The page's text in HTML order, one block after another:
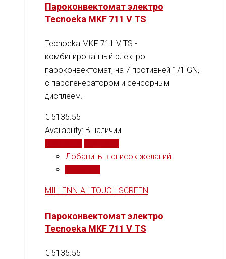
Пароконвектомат электро
Tecnoeka MKF 711 V TS
Tecnoeka MKF 711 V TS -
комбинированный электро
пароконвектомат, на 7 противней 1/1 GN,
c парогенератором и сенсорным
дисплеем.
€ 5135.55
Availability: В наличии
Добавить в список желаний
MILLENNIAL TOUCH SCREEN
Пароконвектомат электро
Tecnoeka MKF 711 V TS
€ 5135.55